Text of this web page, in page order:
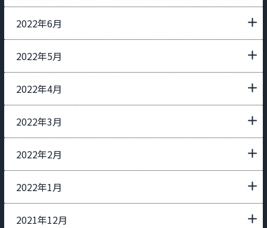
2022年6月
2022年5月
2022年4月
2022年3月
2022年2月
2022年1月
2021年12月